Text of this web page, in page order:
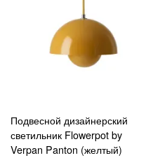
Подвесной дизайнерский
светильник Flowerpot by
Verpan Panton (желтый)